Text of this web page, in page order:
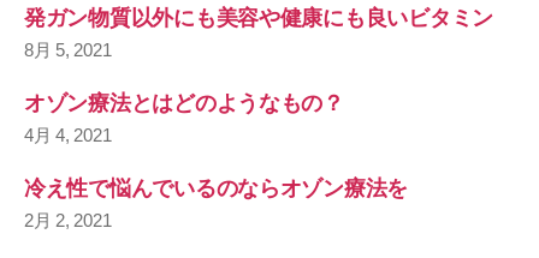
発ガン物質以外にも美容や健康にも良いビタミン
8月 5, 2021
オゾン療法とはどのようなもの？
4月 4, 2021
冷え性で悩んでいるのならオゾン療法を
2月 2, 2021